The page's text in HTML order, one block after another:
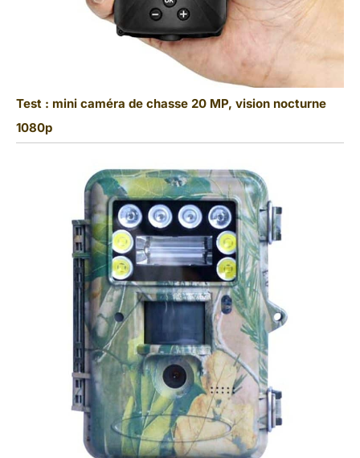
Test : mini caméra de chasse 20 MP, vision nocturne
1080p